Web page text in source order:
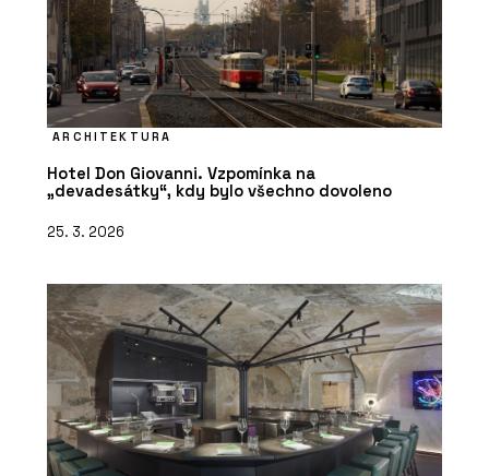
ARCHITEKTURA
Hotel Don Giovanni. Vzpomínka na
„devadesátky“, kdy bylo všechno dovoleno
25. 3. 2026